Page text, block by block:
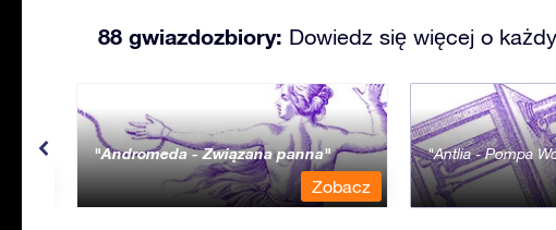
88 gwiazdozbiory: Dowiedz się więcej o
Andromeda - Związana panna
Zobacz
Antlia - Pompa